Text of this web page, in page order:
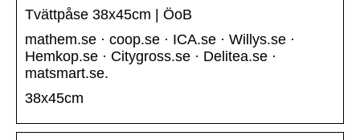
Tvättpåse 38x45cm | ÖoB
mathem.se · coop.se · ICA.se · Willys.se ·
Hemkop.se · Citygross.se · Delitea.se ·
matsmart.se.
38x45cm